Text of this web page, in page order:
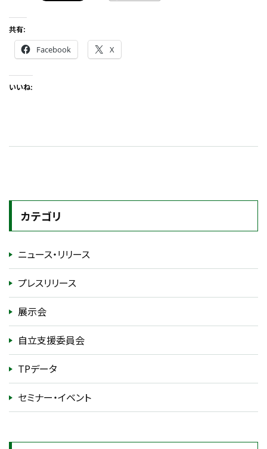
共有:
Facebook X
いいね:
カテゴリ
ニュース・リリース
プレスリリース
展示会
自立支援委員会
TPデータ
セミナー・イベント